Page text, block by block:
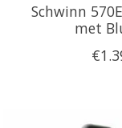
Schwinn
met